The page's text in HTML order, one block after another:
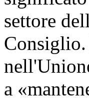
settore
a